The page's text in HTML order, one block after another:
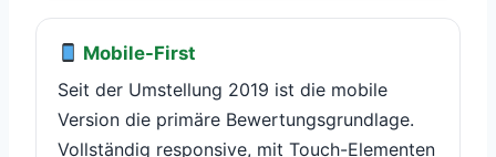
Mobile-First
Seit der Umstellung 2019 ist die mobile
Version die primäre Bewertungsgrundlage.
Vollständig responsive, mit Touch-Elementen